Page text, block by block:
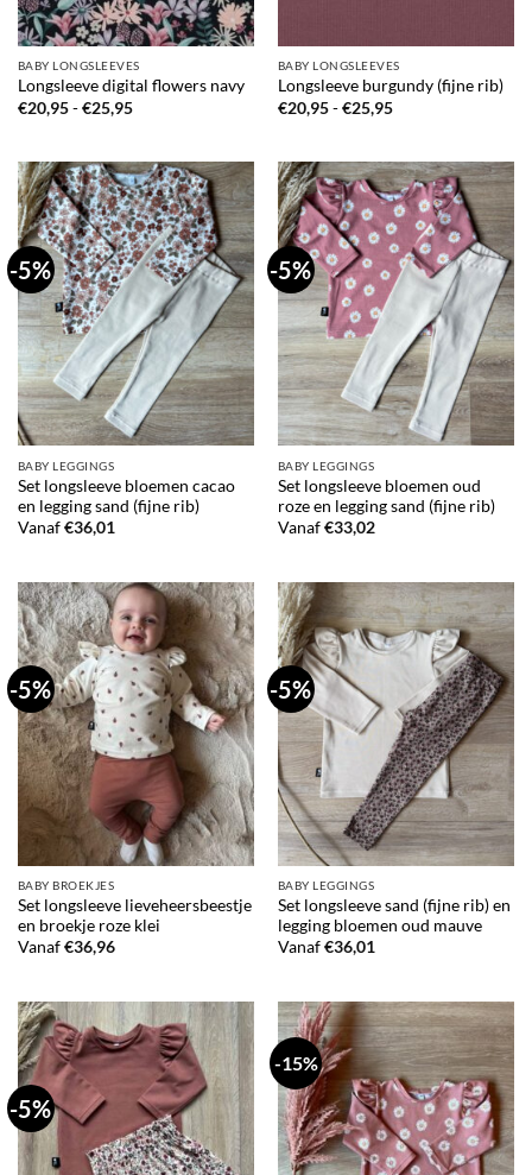
BABY LONGSLEEVES
Longsleeve digital flowers navy
€20,95 - €25,95Prijsklasse:
BABY LONGSLEEVES
Longsleeve burgundy (fijne rib)
€20,95 - €25,95Prijsklasse:
-5%
BABY LEGGINGS
Set longsleeve bloemen cacao
en legging sand (fijne rib)
Vanaf €36,01
-5%
BABY LEGGINGS
Set longsleeve bloemen oud
roze en legging sand (fijne rib)
Vanaf €33,02
-5%
BABY BROEKJES
Set longsleeve lieveheersbeestje
en broekje roze klei
Vanaf €36,96
-5%
BABY LEGGINGS
Set longsleeve sand (fijne rib) en
legging bloemen oud mauve
Vanaf €36,01
-5%
-15%